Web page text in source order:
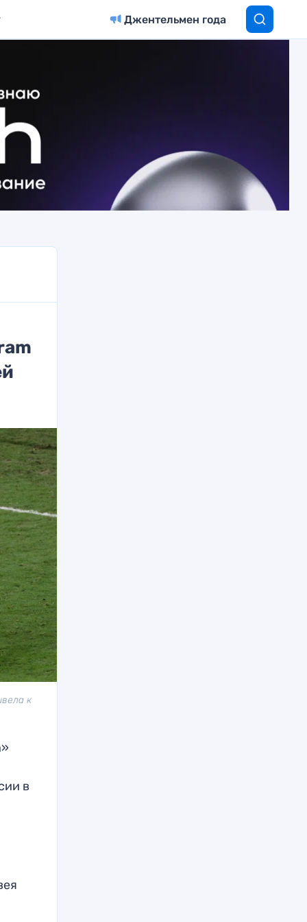
Джентельмен года
к
в